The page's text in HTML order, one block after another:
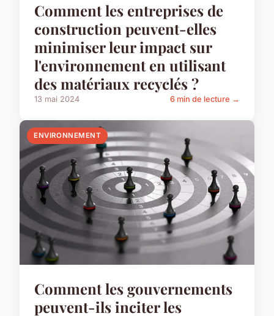
Comment les entreprises de
construction peuvent-elles
minimiser leur impact sur
l'environnement en utilisant
des matériaux recyclés ?
13 mai 2024 6 min de lecture →
ENVIRONNEMENT
Comment les gouvernements
peuvent-ils inciter les